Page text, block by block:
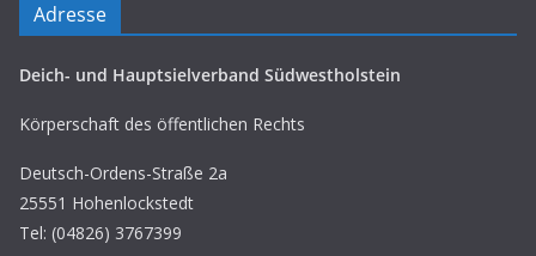
Adresse
Deich- und Hauptsielverband Südwestholstein
Körperschaft des öffentlichen Rechts
Deutsch-Ordens-Straße 2a
25551 Hohenlockstedt
Tel: (04826) 3767399